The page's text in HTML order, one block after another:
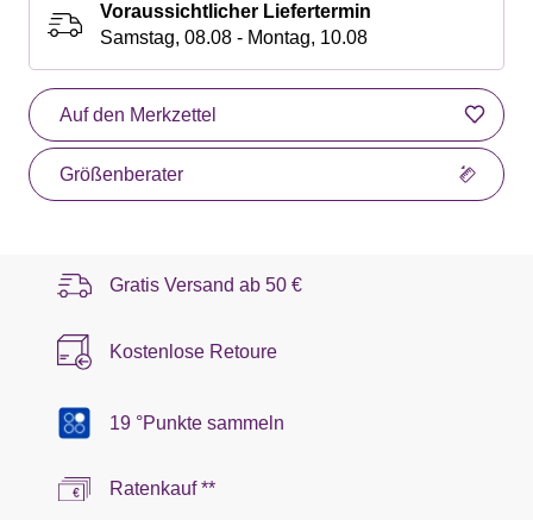
Voraussichtlicher Liefertermin
Samstag, 08.08 - Montag, 10.08
Auf den Merkzettel
Größenberater
Gratis Versand ab 50 €
Kostenlose Retoure
19 °Punkte sammeln
Ratenkauf **